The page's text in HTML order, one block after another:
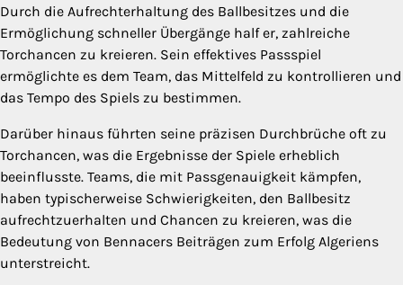
Durch die Aufrechterhaltung des Ballbesitzes und die
Ermöglichung schneller Übergänge half er, zahlreiche
Torchancen zu kreieren. Sein effektives Passspiel
ermöglichte es dem Team, das Mittelfeld zu kontrollieren und
das Tempo des Spiels zu bestimmen.
Darüber hinaus führten seine präzisen Durchbrüche oft zu
Torchancen, was die Ergebnisse der Spiele erheblich
beeinflusste. Teams, die mit Passgenauigkeit kämpfen,
haben typischerweise Schwierigkeiten, den Ballbesitz
aufrechtzuerhalten und Chancen zu kreieren, was die
Bedeutung von Bennacers Beiträgen zum Erfolg Algeriens
unterstreicht.